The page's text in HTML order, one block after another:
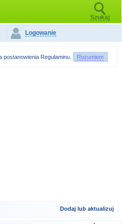
Szukaj
Logowanie
postanowienia Regulaminu Rozumiem
Dodaj lub aktualizuj